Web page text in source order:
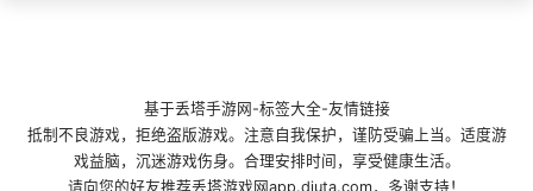
基于丢塔手游网 -标签大全-友情链接
抵制不良游戏，拒绝盗版游戏。注意自我保护，谨防受骗上当。适度游
戏益脑，沉迷游戏伤身。合理安排时间，享受健康生活。
请向您的好友推荐丢塔游戏网app.diuta.com，多谢支持！